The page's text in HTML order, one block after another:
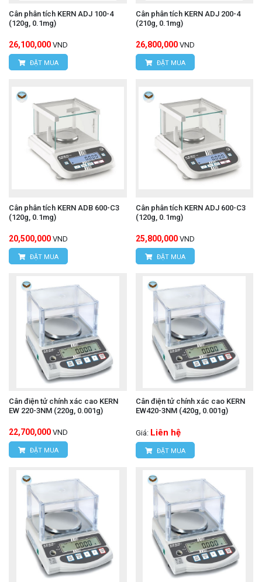
Cân phân tích KERN ADJ 100-4
(120g, 0.1mg)
26,100,000 VND
ĐẶT MUA
Cân phân tích KERN ADJ 200-4
(210g, 0.1mg)
26,800,000 VND
ĐẶT MUA
Cân phân tích KERN ADB 600-C3
(120g, 0.1mg)
20,500,000 VND
ĐẶT MUA
Cân phân tích KERN ADJ 600-C3
(120g, 0.1mg)
25,800,000 VND
ĐẶT MUA
Cân điện tử chính xác cao KERN
EW 220-3NM (220g, 0.001g)
22,700,000 VND
ĐẶT MUA
Cân điện tử chính xác cao KERN
EW420-3NM (420g, 0.001g)
Giá: Liên hệ
ĐẶT MUA